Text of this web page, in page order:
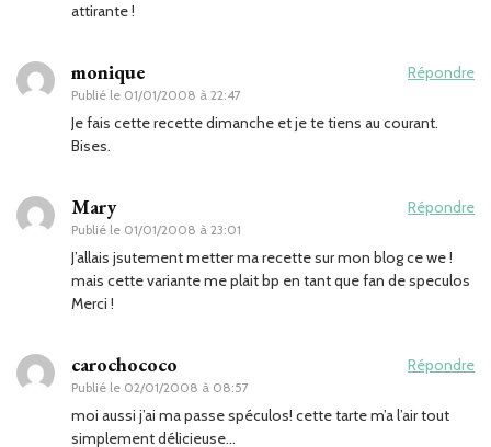
attirante !
monique
Publié le 01/01/2008 à 22:47
Répondre
Je fais cette recette dimanche et je te tiens au courant.
Bises.
Mary
Publié le 01/01/2008 à 23:01
Répondre
J’allais jsutement metter ma recette sur mon blog ce we !
mais cette variante me plait bp en tant que fan de speculos
Merci !
carochococo
Publié le 02/01/2008 à 08:57
Répondre
moi aussi j’ai ma passe spéculos! cette tarte m’a l’air tout
simplement délicieuse…